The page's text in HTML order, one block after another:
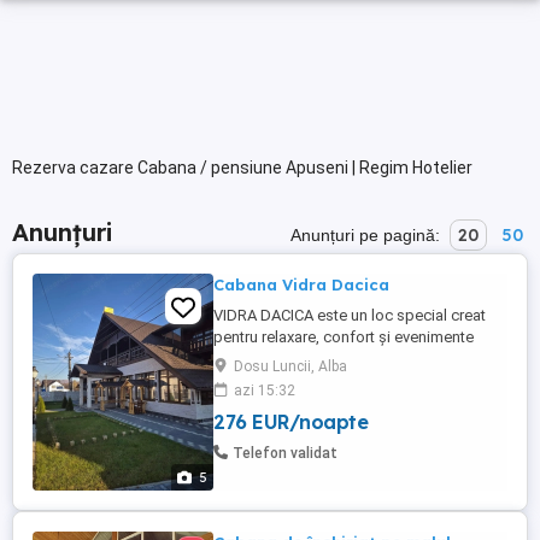
Rezerva cazare Cabana / pensiune Apuseni | Regim Hotelier
Anunțuri Anunțuri pe pagină: 20 50
5
Cabana Vidra Dacica
VIDRA DACICA este un loc special creat
pentru relaxare, confort și evenimente
memorabile.Pensiunea noastra oferă o
gamă completă de facilități într-un
ambient primitor și elegant, amplasat într-
un decor natural ce încântă privirea și
sufletul. Pensiunea noastră vă întâmpină
Dosu Luncii, Alba
azi 15:32
276 EUR/noapte
Telefon validat